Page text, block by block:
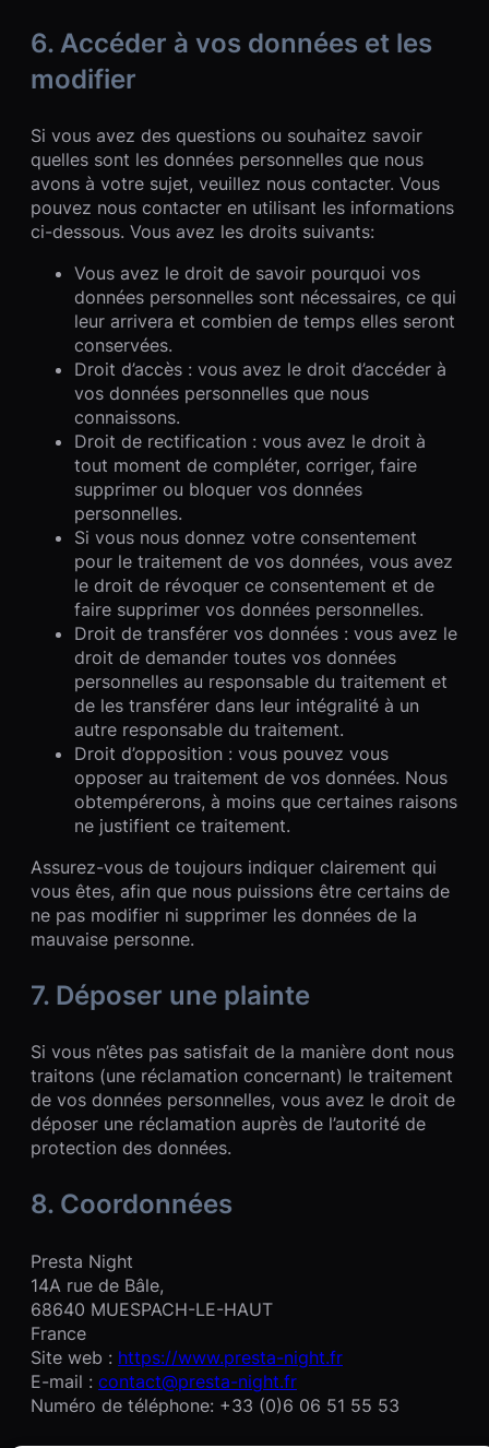
6. Accéder à vos données et les
modifier
Si vous avez des questions ou souhaitez savoir
quelles sont les données personnelles que nous
avons à votre sujet, veuillez nous contacter. Vous
pouvez nous contacter en utilisant les informations
ci-dessous. Vous avez les droits suivants:
Vous avez le droit de savoir pourquoi vos
données personnelles sont nécessaires, ce qui
leur arrivera et combien de temps elles seront
conservées.
Droit d’accès : vous avez le droit d’accéder à
vos données personnelles que nous
connaissons.
Droit de rectification : vous avez le droit à
tout moment de compléter, corriger, faire
supprimer ou bloquer vos données
personnelles.
Si vous nous donnez votre consentement
pour le traitement de vos données, vous avez
le droit de révoquer ce consentement et de
faire supprimer vos données personnelles.
Droit de transférer vos données : vous avez le
droit de demander toutes vos données
personnelles au responsable du traitement et
de les transférer dans leur intégralité à un
autre responsable du traitement.
Droit d’opposition : vous pouvez vous
opposer au traitement de vos données. Nous
obtempérerons, à moins que certaines raisons
ne justifient ce traitement.
Assurez-vous de toujours indiquer clairement qui
vous êtes, afin que nous puissions être certains de
ne pas modifier ni supprimer les données de la
mauvaise personne.
7. Déposer une plainte
Si vous n’êtes pas satisfait de la manière dont nous
traitons (une réclamation concernant) le traitement
de vos données personnelles, vous avez le droit de
déposer une réclamation auprès de l’autorité de
protection des données.
8. Coordonnées
Presta Night
14A rue de Bâle,
68640 MUESPACH-LE-HAUT
France
Site web : https://www.presta-night.fr
E-mail : contact@presta-night.fr
Numéro de téléphone: +33 (0)6 06 51 55 53